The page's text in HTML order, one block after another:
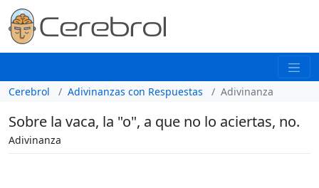
Cerebrol Adivinanzas con Respuestas Adivinanza
Sobre la vaca, la "o", a que no lo aciertas, no.
Adivinanza